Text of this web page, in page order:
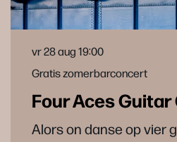
Four Aces
Alors on danse op vier
Gratis zomerbarconcert
vr 28 aug19:00